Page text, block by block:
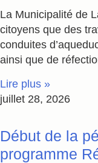
La Municipalité de
citoyens que des
conduites
ainsi que de
Lire plus »
juillet 28, 2026
Début de la
programme